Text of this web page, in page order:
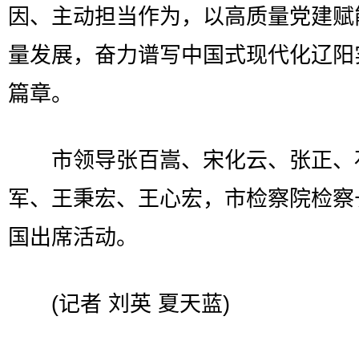
因、主动担当作为，以高质量党建
量发展，奋力谱写中国式现代化辽
篇章。
市领导张百嵩、宋化云、张正、
军、王秉宏、王心宏，市检察院检
国出席活动。
(记者 刘英 夏天蓝)